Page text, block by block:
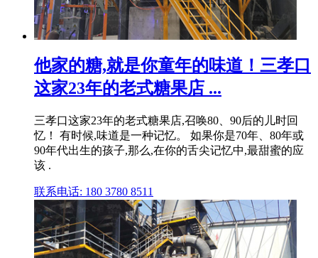
他家的糖,就是你童年的味道！三孝口
这家23年的老式糖果店 ...
三孝口这家23年的老式糖果店,召唤80、90后的儿时回
忆！ 有时候,味道是一种记忆。 如果你是70年、80年或
90年代出生的孩子,那么,在你的舌尖记忆中,最甜蜜的应
该 .
联系电话: 180 3780 8511